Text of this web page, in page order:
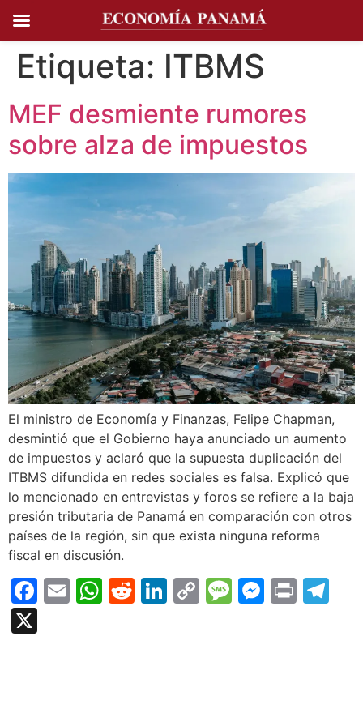
Ir al
contenido
Etiqueta: ITBMS
MEF desmiente rumores
sobre alza de impuestos
El ministro de Economía y Finanzas, Felipe Chapman,
desmintió que el Gobierno haya anunciado un aumento
de impuestos y aclaró que la supuesta duplicación del
ITBMS difundida en redes sociales es falsa. Explicó que
lo mencionado en entrevistas y foros se refiere a la baja
presión tributaria de Panamá en comparación con otros
países de la región, sin que exista ninguna reforma
fiscal en discusión.
Facebook
EmailWhatsApp
Reddit
LinkedIn
CopyMessage
Print